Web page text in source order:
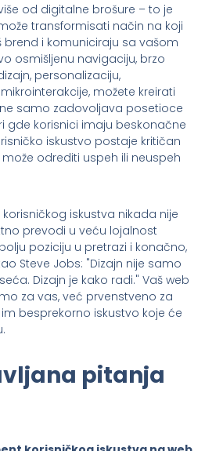
od digitalne brošure – to je
transformisati način na koji
brend i komuniciraju sa vašom
osmišljenu navigaciju, brzo
personalizaciju,
možete kreirati
samo zadovoljava posetioce
gde korisnici imaju beskonačne
iskustvo postaje kritičan
odrediti uspeh ili neuspeh
iskustva nikada nije
prevodi u veću lojalnost
poziciju u pretrazi i konačno,
Steve Jobs: "Dizajn nije samo
Dizajn je kako radi." Vaš web
za vas, već prvenstveno za
besprekorno iskustvo koje će
pitanja